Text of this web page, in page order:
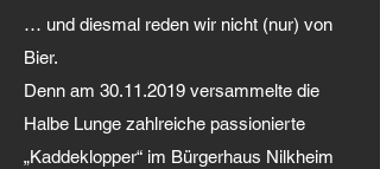
… und diesmal reden wir nicht (nur) von
Bier.
Denn am 30.11.2019 versammelte die
Halbe Lunge zahlreiche passionierte
„Kaddeklopper“ im Bürgerhaus Nilkheim